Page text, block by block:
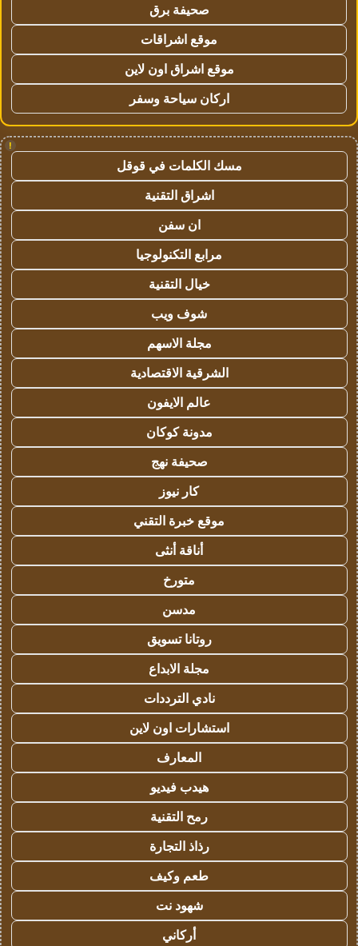
صحيفة برق
موقع اشراقات
موقع اشراق اون لاين
اركان سياحة وسفر
!
مسك الكلمات في قوقل
اشراق التقنية
ان سفن
مرابع التكنولوجيا
خيال التقنية
شوف ويب
مجلة الاسهم
الشرقية الاقتصادية
عالم الايفون
مدونة كوكان
صحيفة نهج
كار نيوز
موقع خبرة التقني
أناقة أنثى
متورخ
مدسن
روتانا تسويق
مجلة الابداع
نادي الترددات
استشارات اون لاين
المعارف
هيدب فيديو
رمح التقنية
رذاذ التجارة
طعم وكيف
شهود نت
أركاني